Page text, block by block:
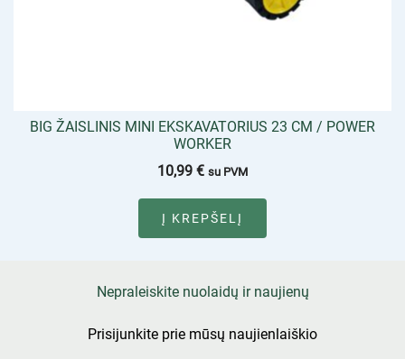
BIG ŽAISLINIS MINI EKSKAVATORIUS 23 CM / POWER
WORKER
10,99 € su PVM
Į KREPŠELĮ
Nepraleiskite nuolaidų ir naujienų
Prisijunkite prie mūsų naujienlaiškio